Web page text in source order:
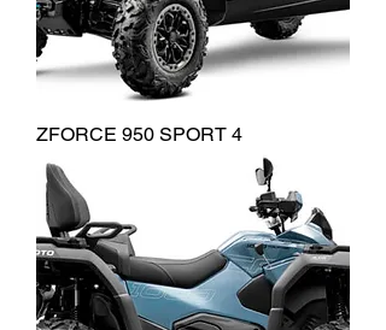
ZFORCE 950 SPORT 4